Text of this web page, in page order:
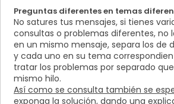
Preguntas diferentes en temas
No satures tus mensajes, si tienes
consultas o problemas diferentes, no
en un mismo mensaje, separa los de
y cada uno en su tema
tratar los problemas por separado
mismo hilo.
Así como se consulta también se
exponga la solución, dando una